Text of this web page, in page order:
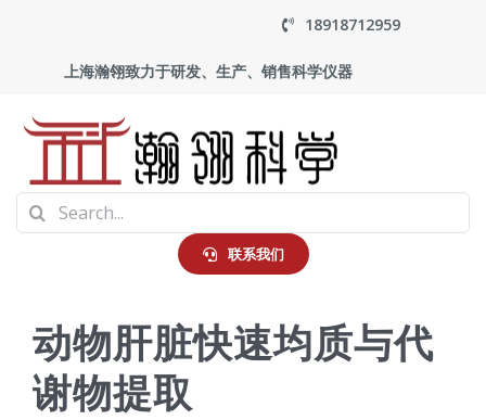
content
18918712959
上海瀚翎致力于研发、生产、销售科学仪器
首页
应用
Search
for:
联系我们
动物肝脏快速均质与代
谢物提取